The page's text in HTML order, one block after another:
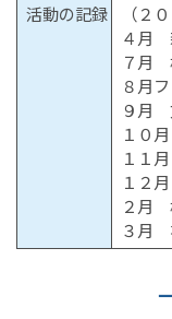
活動の記録
（２
４月
７月
８月
９月
１０
１１
１２
２月
３月